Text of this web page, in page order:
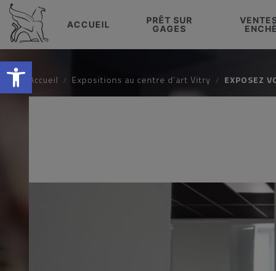
Ouvrir la barre d’outils
ACCUEIL
PRÊT SUR
GAGES
Accueil Expositions au centre d’art Vitry EXPOSEZ